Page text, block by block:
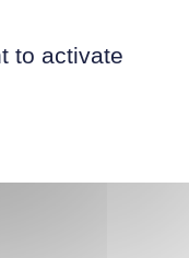
to activate